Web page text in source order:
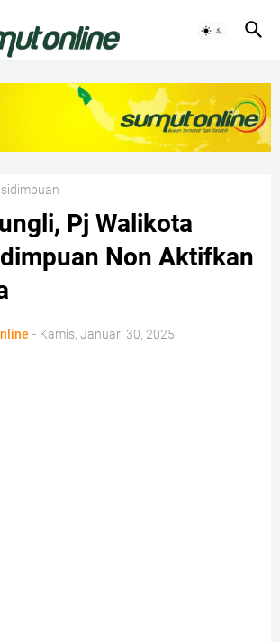
Pj Walikota
Non Aktifkan
- Kamis, Januari 30, 2025